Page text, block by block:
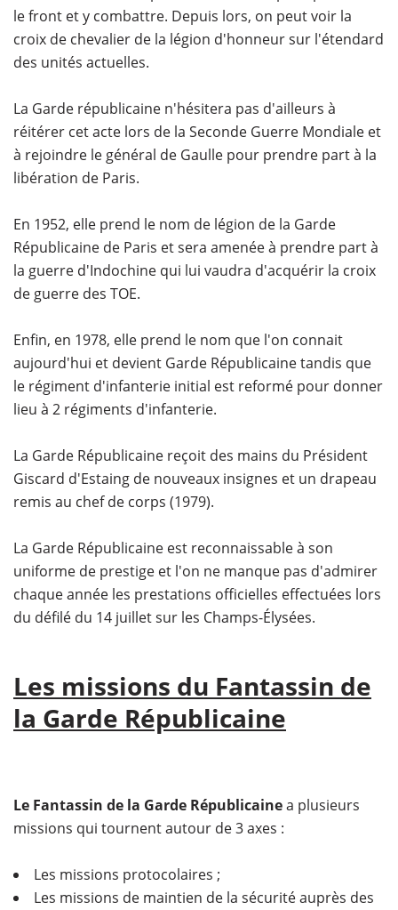
le front et y combattre. Depuis lors, on peut voir la
croix de chevalier de la légion d'honneur sur l'étendard
des unités actuelles.
La Garde républicaine n'hésitera pas d'ailleurs à
réitérer cet acte lors de la Seconde Guerre Mondiale et
à rejoindre le général de Gaulle pour prendre part à la
libération de Paris.
En 1952, elle prend le nom de légion de la Garde
Républicaine de Paris et sera amenée à prendre part à
la guerre d'Indochine qui lui vaudra d'acquérir la croix
de guerre des TOE.
Enfin, en 1978, elle prend le nom que l'on connait
aujourd'hui et devient Garde Républicaine tandis que
le régiment d'infanterie initial est reformé pour donner
lieu à 2 régiments d'infanterie.
La Garde Républicaine reçoit des mains du Président
Giscard d'Estaing de nouveaux insignes et un drapeau
remis au chef de corps (1979).
La Garde Républicaine est reconnaissable à son
uniforme de prestige et l'on ne manque pas d'admirer
chaque année les prestations officielles effectuées lors
du défilé du 14 juillet sur les Champs-Élysées.
Les missions du Fantassin de
la Garde Républicaine
Le Fantassin de la Garde Républicainea plusieurs
missions qui tournent autour de 3 axes :
Les missions protocolaires ;
Les missions de maintien de la sécurité auprès des